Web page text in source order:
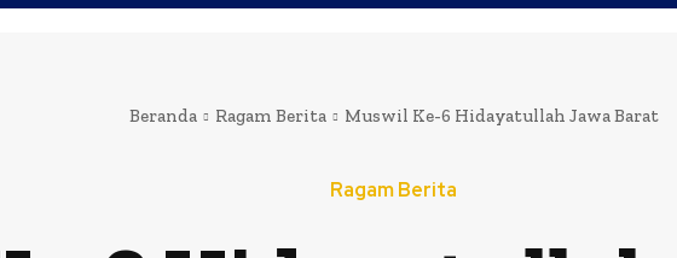
Beranda Ragam Berita Muswil Ke-6 Hidayatullah Jawa Barat
Ragam Berita